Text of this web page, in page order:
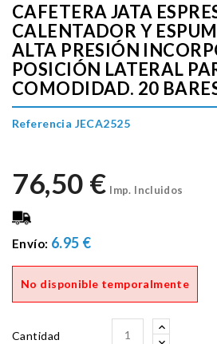
CAFETERA JATA
CALENTADOR Y
ALTA PRESIÓN
POSICIÓN LATERAL
COMODIDAD. 20
Referencia JECA2525
76,50 € Imp. Incluidos
Envío: 6.95 €
No disponible temporalmente
Cantidad